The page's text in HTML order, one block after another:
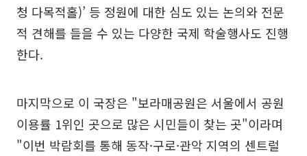
청 다목적홀)’ 등 정원에 대한 심도 있는 논의와 전문
적 견해를 들을 수 있는 다양한 국제 학술행사도 진행
한다.
마지막으로 이 국장은 "보라매공원은 서울에서 공원
이용률 1위인 곳으로 많은 시민들이 찾는 곳"이라며
"이번 박람회를 통해 동작·구로·관악 지역의 센트럴